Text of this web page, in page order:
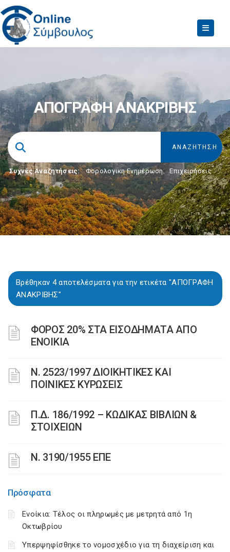
ΑΠΟΓΡΑΦΗ ΑΝΑΚΡΙΒΗΣ
Συχνές Αναζητήσεις: Φορολογικη Ενημέρωση, Επιχειρήσεις
Βρέθηκαν 4 αποτελέσματα για την ετικέτα "ΑΠΟΓΡΑΦΗ
ΑΝΑΚΡΙΒΗΣ"
ΦΟΡΟΣ 20% ΣΤΑ ΕΙΣΟΔΗΜΑΤΑ ΑΠΟ
ΕΝΟΙΚΙΑ
Ν. 2523/1997 ΔΙΟΙΚΗΤΙΚΕΣ ΚΑΙ
ΠΟΙΝΙΚΕΣ ΚΥΡΩΣΕΙΣ
Π.Δ. 186/1992 – ΚΩΔΙΚΑΣ ΒΙΒΛΙΩΝ &
ΣΤΟΙΧΕΙΩΝ
Ν. 3190/1955 ΕΠΕ
Πρόσφατα
Ενοίκια: Τέλος οι πληρωμές με μετρητά από 1η
Οκτωβρίου
Υπερψηφίσθηκε το νομοσχέδιο για τη διαχείριση και